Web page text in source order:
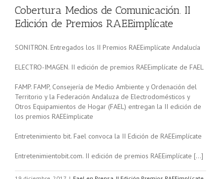
Cobertura Medios de Comunicación. II
Edición de Premios RAEEimplícate
SONITRON. Entregados los II Premios RAEEimplícate Andalucía
ELECTRO-IMAGEN. II edición de premios RAEEimplícate de FAEL
FAMP. FAMP, Consejería de Medio Ambiente y Ordenación del
Territorio y la Federación Andaluza de Electrodomésticos y
Otros Equipamientos de Hogar (FAEL) entregan la II edición de
los premios RAEEímplicate
Entretenimiento bit. Fael convoca la II Edición de RAEEimplícate
Entretenimientobit.com. II edición de premios RAEEimplícate […]